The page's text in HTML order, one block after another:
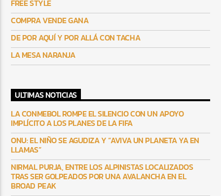
FREE STYLE
COMPRA VENDE GANA
DE POR AQUÍ Y POR ALLÁ CON TACHA
LA MESA NARANJA
ULTIMAS NOTICIAS
LA CONMEBOL ROMPE EL SILENCIO CON UN APOYO
IMPLÍCITO A LOS PLANES DE LA FIFA
ONU: EL NIÑO SE AGUDIZA Y “AVIVA UN PLANETA YA EN
LLAMAS”
NIRMAL PURJA, ENTRE LOS ALPINISTAS LOCALIZADOS
TRAS SER GOLPEADOS POR UNA AVALANCHA EN EL
BROAD PEAK